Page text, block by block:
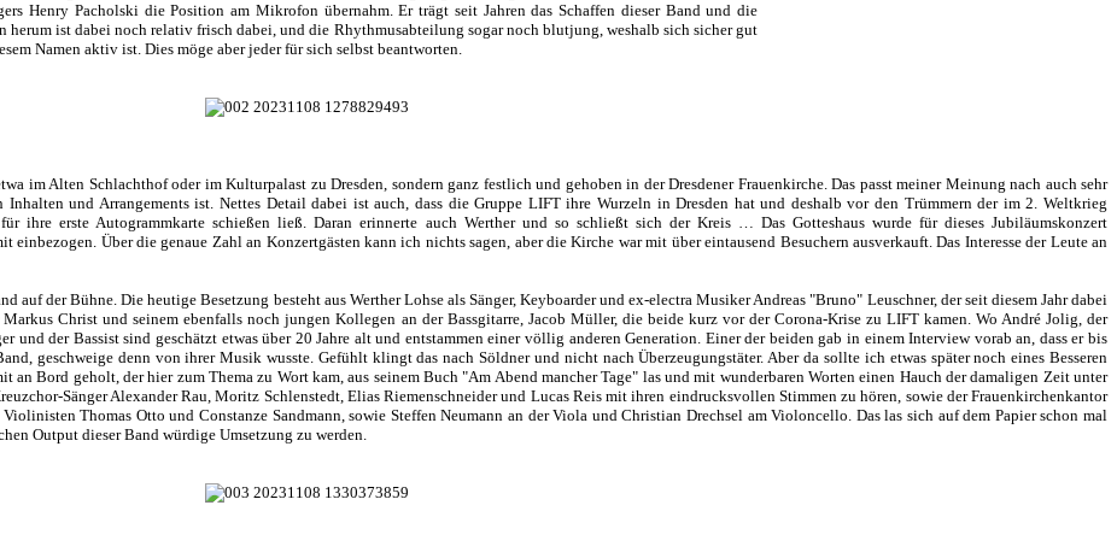
Henry Pacholski die Position am Mikrofon übernahm. Er trägt seit Jahren das Schaffen dieser Band und die
ist dabei noch relativ frisch dabei, und die Rhythmusabteilung sogar noch blutjung, weshalb sich sicher gut
Namen aktiv ist. Dies möge aber jeder für sich selbst beantworten.
im Alten Schlachthof oder im Kulturpalast zu Dresden, sondern ganz festlich und gehoben in der Dresdener Frauenkirche. Das passt meiner Meinung nach auch sehr
und Arrangements ist. Nettes Detail dabei ist auch, dass die Gruppe LIFT ihre Wurzeln in Dresden hat und deshalb vor den Trümmern der im 2. Weltkrieg
ihre erste Autogrammkarte schießen ließ. Daran erinnerte auch Werther und so schließt sich der Kreis … Das Gotteshaus wurde für dieses Jubiläumskonzert
Über die genaue Zahl an Konzertgästen kann ich nichts sagen, aber die Kirche war mit über eintausend Besuchern ausverkauft. Das Interesse der Leute an
auf der Bühne. Die heutige Besetzung besteht aus Werther Lohse als Sänger, Keyboarder und ex-electra Musiker Andreas "Bruno" Leuschner, der seit diesem Jahr dabei
Christ und seinem ebenfalls noch jungen Kollegen an der Bassgitarre, Jacob Müller, die beide kurz vor der Corona-Krise zu LIFT kamen. Wo André Jolig, der
und der Bassist sind geschätzt etwas über 20 Jahre alt und entstammen einer völlig anderen Generation. Einer der beiden gab in einem Interview vorab an, dass er bis
geschweige denn von ihrer Musik wusste. Gefühlt klingt das nach Söldner und nicht nach Überzeugungstäter. Aber da sollte ich etwas später noch eines Besseren
an Bord geholt, der hier zum Thema zu Wort kam, aus seinem Buch "Am Abend mancher Tage" las und mit wunderbaren Worten einen Hauch der damaligen Zeit unter
Sänger Alexander Rau, Moritz Schlenstedt, Elias Riemenschneider und Lucas Reis mit ihren eindrucksvollen Stimmen zu hören, sowie der Frauenkirchenkantor
Thomas Otto und Constanze Sandmann, sowie Steffen Neumann an der Viola und Christian Drechsel am Violoncello. Das las sich auf dem Papier schon mal
Output dieser Band würdige Umsetzung zu werden.